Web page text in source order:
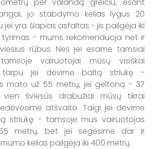
jo stabdymo kelias lygus 20
jei yra šlapias asfaltas - jis pailgėja iki
- mums rekomenduoja net ir
rūbus. Nes jei esame tamsiai
vairuotojai mūsų visiškai
tarpu jei dėvime baltą striukę -
mato už 55 metrų, jei geltoną - 37
šviesūs drabužiai mūsų tikrai
atšvaito. Taigi jei dėvime
striukę - tamsoje mus vairuotojas
metrų, bet jei segėsime dar ir
kelias pailgėja iki 400 metrų.